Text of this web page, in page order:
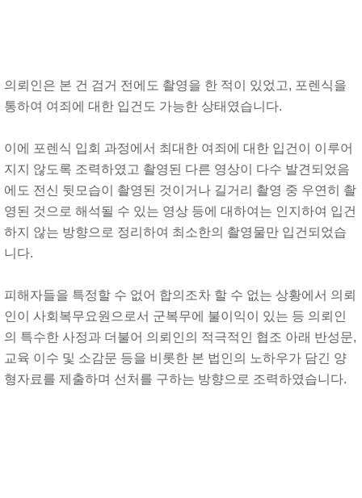
의뢰인은 본 건 검거 전에도 촬영을 한 적이 있었고, 포렌식을
통하여 여죄에 대한 입건도 가능한 상태였습니다.
이에 포렌식 입회 과정에서 최대한 여죄에 대한 입건이 이루어
지지 않도록 조력하였고 촬영된 다른 영상이 다수 발견되었음
에도 전신 뒷모습이 촬영된 것이거나 길거리 촬영 중 우연히 촬
영된 것으로 해석될 수 있는 영상 등에 대하여는 인지하여 입건
하지 않는 방향으로 정리하여 최소한의 촬영물만 입건되었습
니다.
피해자들을 특정할 수 없어 합의조차 할 수 없는 상황에서 의뢰
인이 사회복무요원으로서 군복무에 불이익이 있는 등 의뢰인
의 특수한 사정과 더불어 의뢰인의 적극적인 협조 아래 반성문,
교육 이수 및 소감문 등을 비롯한 본 법인의 노하우가 담긴 양
형자료를 제출하며 선처를 구하는 방향으로 조력하였습니다.